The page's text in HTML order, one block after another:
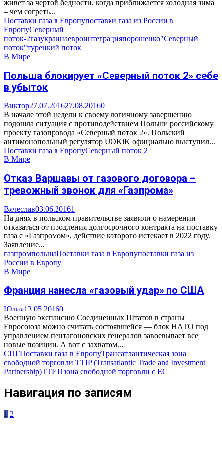
живет за чертой бедности, когда приближается холодная зима
– чем согреть...
Поставки газа в Европупоставки газа из России в
ЕвропуСеверный
поток-2газукраинаевроинтеграцияпорошенко"Северный
поток"турецкий поток
В Мире
Польша блокирует «Северный поток 2» себе
в убыток
Виктор27.07.201627.08.20160
В начале этой недели к своему логичному завершению
подошла ситуация с противодействием Польши российскому
проекту газопровода «Северный поток 2». Польский
антимонопольный регулятор UOKiK официально выступил...
Поставки газа в ЕвропуСеверный поток 2
В Мире
Отказ Варшавы от газового договора –
тревожный звонок для «Газпрома»
Вячеслав03.06.20161
На днях в польском правительстве заявили о намерении
отказаться от продления долгосрочного контракта на поставку
газа с «Газпромом», действие которого истекает в 2022 году.
Заявление...
газпромпольшаПоставки газа в Европупоставки газа из
России в Европу
В Мире
Франция нанесла «газовый удар» по США
Юлия13.05.20160
Военную экспансию Соединенных Штатов в страны
Евросоюза можно считать состоявшейся — блок НАТО под
управлением пентагоновских генералов завоевывает все
новые позиции. А вот с захватом...
СПГПоставки газа в ЕвропуТрансатлантическая зона
свободной торговли TTIP (Transatlantic Trade and Investment
Partnership)ТТИПзона свободной торговли с ЕС
Навигация по записям
1 2